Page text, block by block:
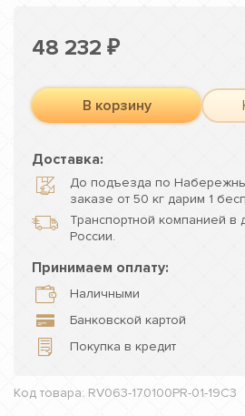
48 232 ₽
В корзину
Доставка:
До подъезда по
заказе от 50 кг дарим 1
Транспортной компанией в
России.
Принимаем оплату:
Наличными
Банковской картой
Покупка в кредит
Код товара: RV063-170100PR-01-19C3